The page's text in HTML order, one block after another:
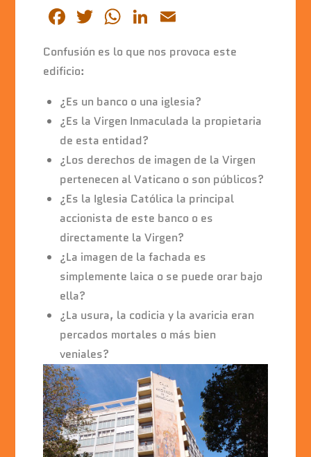
F
c
e
b
o
o
k
T
wi
tt
W
at
A
p
p
Li
k
dI
n
ai
Confusión es lo que nos provoca este
edificio:
¿Es un banco o una iglesia?
¿Es la Virgen Inmaculada la propietaria
de esta entidad?
¿Los derechos de imagen de la Virgen
pertenecen al Vaticano o son públicos?
¿Es la Iglesia Católica la principal
accionista de este banco o es
directamente la Virgen?
¿La imagen de la fachada es
simplemente laica o se puede orar bajo
ella?
¿La usura, la codicia y la avaricia eran
percados mortales o más bien
veniales?